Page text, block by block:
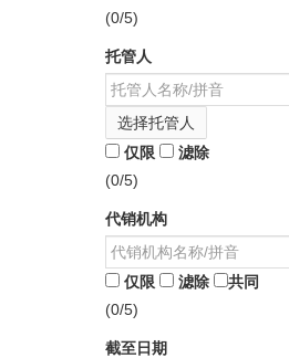
(0/5)
托管人
选择托管人
仅限
滤除
(0/5)
代销机构
仅限 滤除
共同
(0/5)
截至日期